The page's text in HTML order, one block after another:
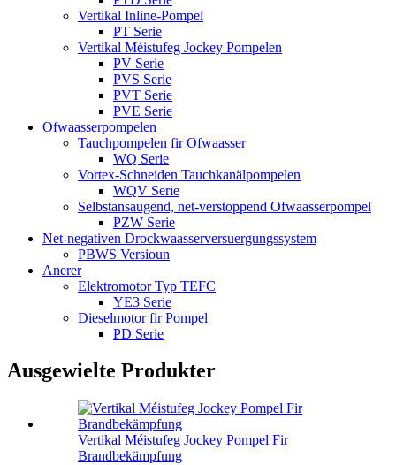
Vertikal Inline-Pompel
PT Serie
Vertikal Méistufeg Jockey Pompelen
PV Serie
PVS Serie
PVT Serie
PVE Serie
Ofwaasserpompelen
Tauchpompelen fir Ofwaasser
WQ Serie
Vortex-Schneiden Tauchkanälpompelen
WQV Serie
Selbstansaugend, net-verstoppend Ofwaasserpompel
PZW Serie
Net-negativen Drockwaasserversuergungssystem
PBWS Versioun
Anerer
Elektromotor Typ TEFC
YE3 Serie
Dieselmotor fir Pompel
PD Serie
Ausgewielte Produkter
Vertikal Méistufeg Jockey Pompel Fir
Brandbekämpfung